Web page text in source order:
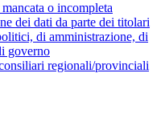
o incompleta
dei dati da parte dei titolari
di amministrazione, di
governo
regionali/provinciali